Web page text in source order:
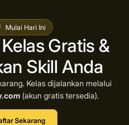
Mulai Hari Ini
Gratis &
Skill Anda
Kelas dijalankan melalui
(akun gratis tersedia).
Sekarang